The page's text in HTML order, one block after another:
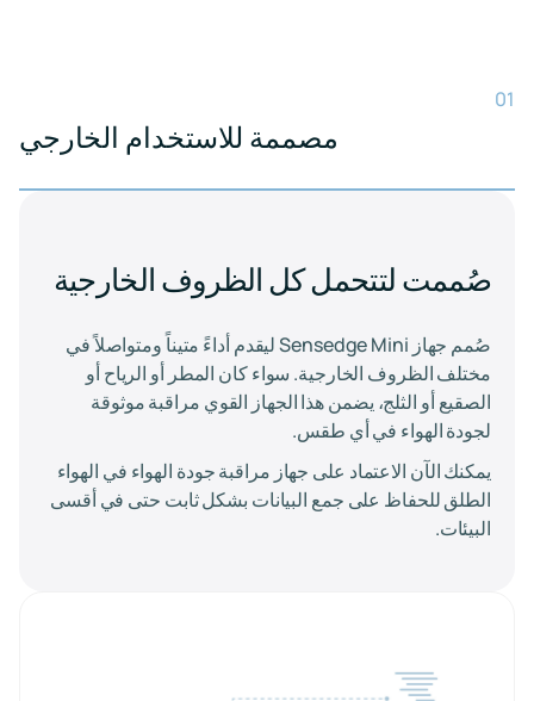
01
مصممة للاستخدام الخارجي
صُممت لتتحمل كل الظروف الخارجية
صُمم جهاز Sensedge Mini ليقدم أداءً متيناً ومتواصلاً في
مختلف الظروف الخارجية. سواء كان المطر أو الرياح أو
الصقيع أو الثلج، يضمن هذا الجهاز القوي مراقبة موثوقة
لجودة الهواء في أي طقس.
يمكنك الآن الاعتماد على جهاز مراقبة جودة الهواء في الهواء
الطلق للحفاظ على جمع البيانات بشكل ثابت حتى في أقسى
البيئات.